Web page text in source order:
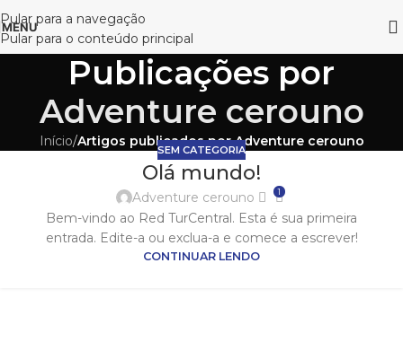
Pular para a navegação
Pular para o conteúdo principal
MENU
Publicações por
Adventure cerouno
Início/Artigos publicados por Adventure cerouno
SEM CATEGORIA
Olá mundo!
Adventure cerouno 1
Bem-vindo ao Red TurCentral. Esta é sua primeira
entrada. Edite-a ou exclua-a e comece a escrever!
CONTINUAR LENDO